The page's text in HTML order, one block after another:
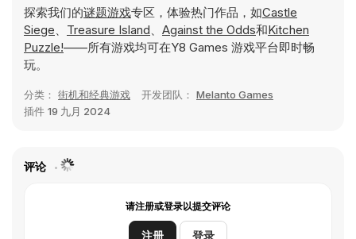
探索我们的谜题游戏专区，体验热门作品，如Castle
Siege、 Treasure Island、 Against the Odds和Kitchen
Puzzle!——所有游戏均可在Y8 Games 游戏平台即时畅
玩。
分类： 街机和经典游戏 开发团队： Melanto Games
插件 19 九月 2024
评论
请注册或登录以提交评论
注册 登录